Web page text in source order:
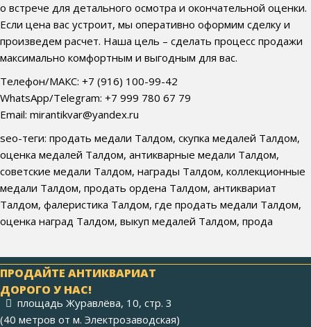
о встрече для детального осмотра и окончательной оценки.
Если цена вас устроит, мы оперативно оформим сделку и
произведем расчет. Наша цель – сделать процесс продажи
максимально комфортным и выгодным для вас.
Телефон/МАКС: +7 (916) 100-99-42
WhatsApp/Telegram: +7 999 780 67 79
Email: mirantikvar@yandex.ru
seo-теги: продать медали Талдом, скупка медалей Талдом,
оценка медалей Талдом, антикварные медали Талдом,
советские медали Талдом, награды Талдом, коллекционные
медали Талдом, продать ордена Талдом, антиквариат
Талдом, фалеристика Талдом, где продать медали Талдом,
оценка наград Талдом, выкуп медалей Талдом, прода
ПРОДАЙТЕ АНТИКВАРИАТ
ДОРОГО У НАС!
площадь Журавлёва, 10, стр. 3
(40 метров от м. Электрозаводская)